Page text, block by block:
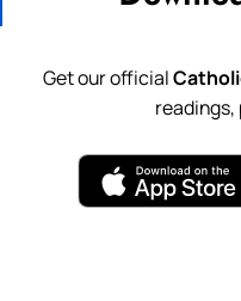
Get our official
readings,